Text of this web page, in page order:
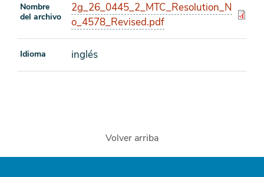
Nombre
del archivo
2g_26_0445_2_MTC_Resolution_N
o_4578_Revised.pdf
Idioma inglés
Volver arriba